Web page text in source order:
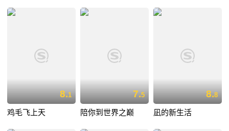
8.1
鸡毛飞上天
7.5
陪你到世界之巅
8.8
凪的新生活